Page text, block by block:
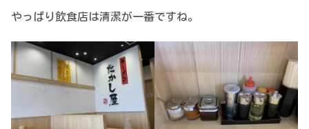
やっぱり飲食店は清潔が一番ですね。